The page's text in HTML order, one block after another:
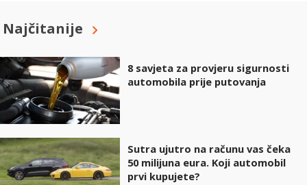
Najčitanije
8 savjeta za provjeru sigurnosti
automobila prije putovanja
Sutra ujutro na računu vas čeka
50 milijuna eura. Koji automobil
prvi kupujete?